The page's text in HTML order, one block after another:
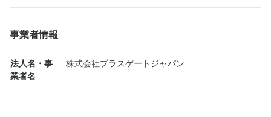
事業者情報
法人名・事
業者名
株式会社プラスゲートジャパン
応募後、原則３営業日以内に返信しております。まずは面接を経
お店の採用担当者からのメッセージ
求める人物像
・美味しい料理で人を喜ばせたい方
・好奇心を持って仕事に取り組める方
・誠実に仕事に取り組める方